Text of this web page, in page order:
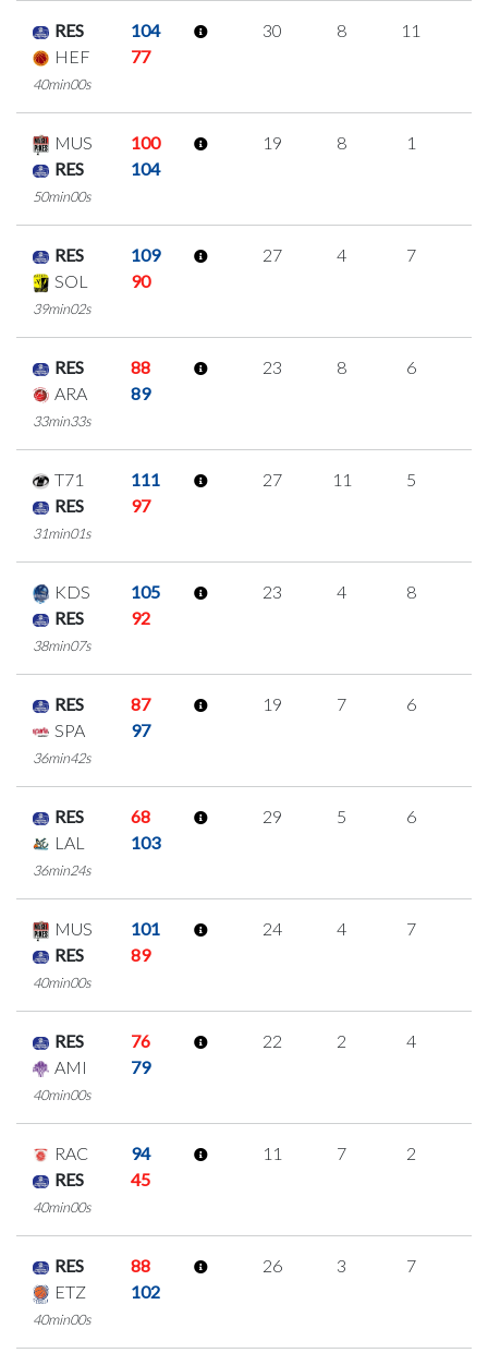
RES
104
HEF
77
40min00s
30 8 11
MUS
100
RES
104
50min00s
19 8 1
RES
109
SOL
90
39min02s
27 4 7
RES
88
ARA
89
33min33s
23 8 6
T71
111
RES
97
31min01s
27 11 5
KDS
105
RES
92
38min07s
23 4 8
RES
87
SPA
97
36min42s
19 7 6
RES
68
LAL
103
36min24s
29 5 6
MUS
101
RES
89
40min00s
24 4 7
RES
76
AMI
79
40min00s
22 2 4
RAC
94
RES
45
40min00s
11 7 2
RES
88
ETZ
102
40min00s
26 3 7